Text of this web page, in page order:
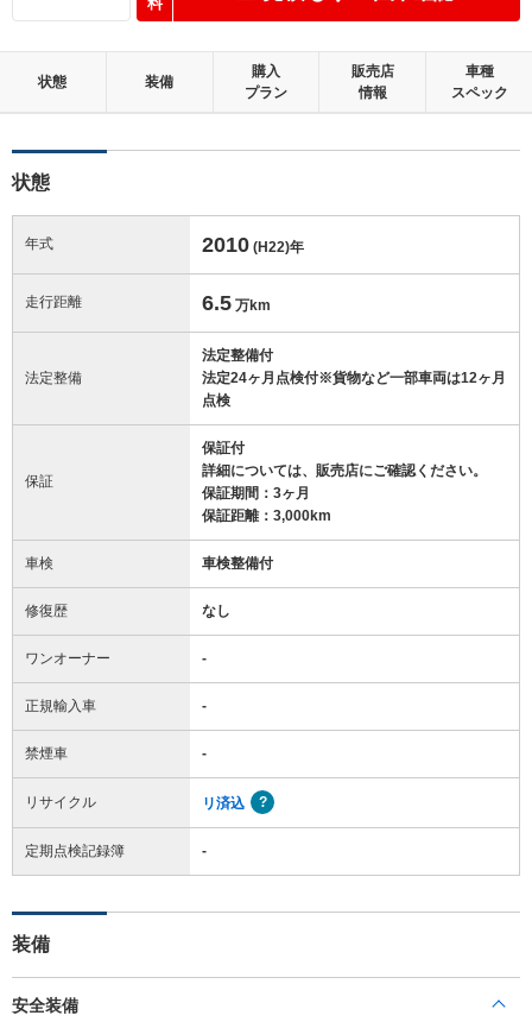
状態 装備
購入
プラン
販売店
情報
車種
スペック
状態
年式 2010 (H22)年
走行距離 6.5 万km
法定整備
法定整備付
法定24ヶ月点検付※貨物など一部車両は12ヶ月
点検
保証
保証付
詳細については、販売店にご確認ください。
保証期間：3ヶ月
保証距離：3,000km
車検 車検整備付
修復歴 なし
ワンオーナー -
正規輸入車 -
禁煙車 -
リサイクル リ済込
定期点検記録簿 -
装備
安全装備